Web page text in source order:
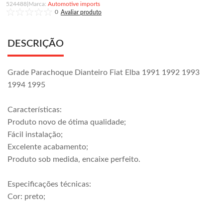
524488
Automotive imports
0
DESCRIÇÃO
Grade Parachoque Dianteiro Fiat Elba 1991 1992 1993
1994 1995
Características:
Produto novo de ótima qualidade;
Fácil instalação;
Excelente acabamento;
Produto sob medida, encaixe perfeito.
Especificações técnicas:
Cor: preto;